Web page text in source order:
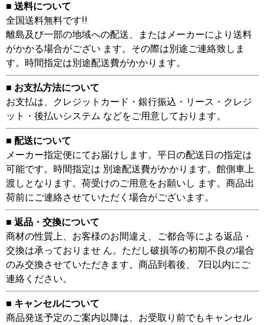
■ 送料について
全国送料無料です!!
離島及び一部の地域への配送、またはメーカーにより送料
がかかる場合がござい ます。その際は別途ご連絡致しま
す。時間指定は別途配送費がかかります。
■ お支払方法について
お支払は、クレジットカード・銀行振込・リース・クレジ
ット・後払いシステム などをご用意しております。
■ 配送について
メーカー指定便にてお届けします。平日の配送日の指定は
可能です。時間指定は 別途配送費がかかります。館側車上
渡しとなります。荷受けのご用意をお願いし ます。商品出
荷前にご連絡させていただく場合がございます。
■ 返品・交換について
商材の性質上、お客様のお間違え、ご都合等による返品・
交換は承っておりませ ん。ただし破損等の初期不良の場合
のみ交換させていただきます。商品到着後、 7日以内にご
連絡ください。
■ キャンセルについて
商品発送予定のご案内以降は、お受取り前でもキャンセル